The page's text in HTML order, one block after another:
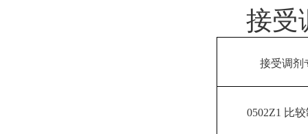
接受
接受调剂
0502Z1 比